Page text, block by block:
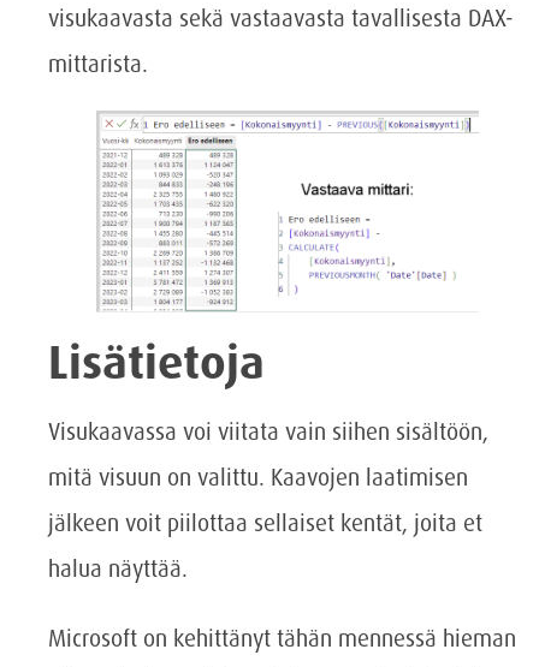
visukaavasta sekä vastaavasta tavallisesta DAX-
mittarista.
Lisätietoja
Visukaavassa voi viitata vain siihen sisältöön,
mitä visuun on valittu. Kaavojen laatimisen
jälkeen voit piilottaa sellaiset kentät, joita et
halua näyttää.
Microsoft on kehittänyt tähän mennessä hieman